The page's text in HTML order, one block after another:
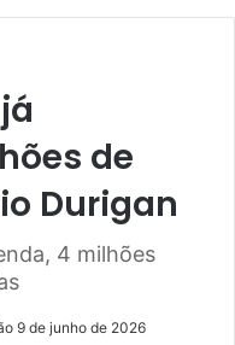
de
Durigan
4 milhões
9 de junho de 2026